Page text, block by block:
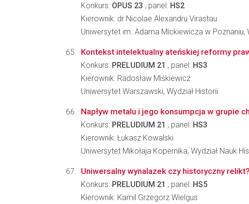
Konkurs: OPUS 23 , panel: HS2
Kierownik: dr Nicolae Alexandru Virastau
Uniwersytet im. Adama Mickiewicza w Poznaniu,
Kontekst intelektualny ateńskiej reformy
Konkurs: PRELUDIUM 21 , panel: HS3
Kierownik: Radosław Miśkiewicz
Uniwersytet Warszawski, Wydział Historii
Napływ metalu i jego konsumpcja w grupie
Konkurs: PRELUDIUM 21 , panel: HS3
Kierownik: Łukasz Kowalski
Uniwersytet Mikołaja Kopernika, Wydział Nauk
Uniwersalny wynalazek czy historyczny
Konkurs: PRELUDIUM 21 , panel: HS5
Kierownik: Kamil Grzegorz Wielgus